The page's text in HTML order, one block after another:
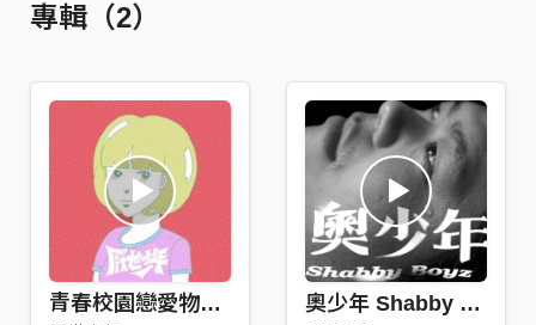
專輯（2）
青春校園戀愛物語 Campus Romance 奧少年 Shabby Boyz